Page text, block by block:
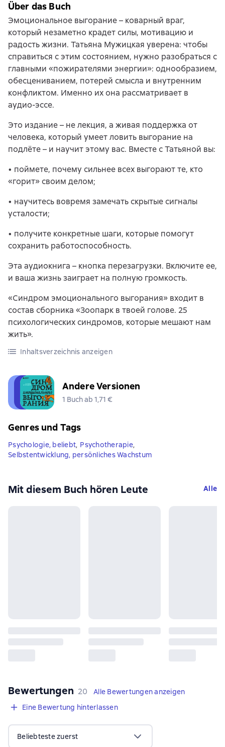
Über das Buch
Эмоциональное выгорание – коварный враг,
который незаметно крадет силы, мотивацию и
радость жизни. Татьяна Мужицкая уверена: чтобы
справиться с этим состоянием, нужно разобраться с
главными «пожирателями энергии»: однообразием,
обесцениванием, потерей смысла и внутренним
конфликтом. Именно их она рассматривает в
аудио-эссе.
Это издание – не лекция, а живая поддержка от
человека, который умеет ловить выгорание на
подлёте – и научит этому вас. Вместе с Татьяной вы:
• поймете, почему сильнее всех выгорают те, кто
«горит» своим делом;
• научитесь вовремя замечать скрытые сигналы
усталости;
• получите конкретные шаги, которые помогут
сохранить работоспособность.
Эта аудиокнига – кнопка перезагрузки. Включите ее,
и ваша жизнь заиграет на полную громкость.
«Синдром эмоционального выгорания» входит в
состав сборника «Зоопарк в твоей голове. 25
психологических синдромов, которые мешают нам
жить».
Inhaltsverzeichnis anzeigen
Andere Versionen
1 Buch ab 1,71 €
Genres und Tags
Psychologie, beliebt, Psychotherapie,
Selbstentwicklung, persönliches Wachstum
Mit diesem Buch hören Leute Alle
Bewertungen 20 Bewertungen
20
Alle Bewertungen anzeigen
Eine Bewertung hinterlassen
Beliebteste zuerst